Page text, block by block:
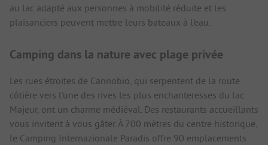
au lac adapté aux personnes à mobilité réduite et les
plaisanciers peuvent mettre leurs bateaux à l'eau.
Camping dans la nature avec plage privée
Les rues étroites de Cannobio, qui serpentent de la route
côtière vers l'une des rives les plus enchanteresses du lac
Majeur, ont un charme médiéval. Des restaurants accueillants
vous invitent à vous gâter. À 700 mètres du centre historique,
le Camping Internazionale Paradis offre 90 emplacements